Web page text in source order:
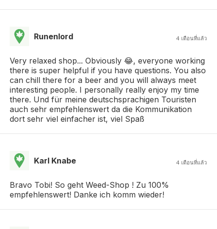
Runenlord 4 เดือนที่แล้ว
Very relaxed shop... Obviously 😂, everyone working
there is super helpful if you have questions. You also
can chill there for a beer and you will always meet
interesting people. I personally really enjoy my time
there. Und für meine deutschsprachigen Touristen
auch sehr empfehlenswert da die Kommunikation
dort sehr viel einfacher ist, viel Spaß
Karl Knabe 4 เดือนที่แล้ว
Bravo Tobi! So geht Weed-Shop ! Zu 100%
empfehlenswert! Danke ich komm wieder!